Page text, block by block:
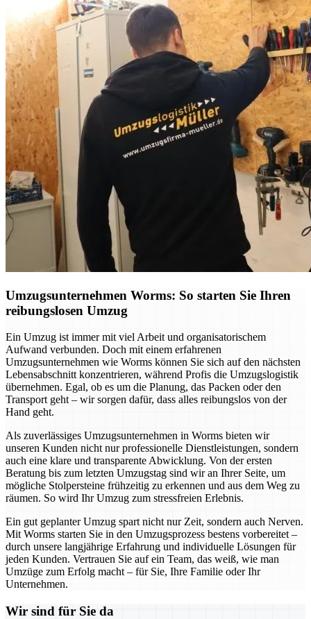
Umzugsunternehmen Worms: So starten Sie Ihren
reibungslosen Umzug
Ein Umzug ist immer mit viel Arbeit und organisatorischem
Aufwand verbunden. Doch mit einem erfahrenen
Umzugsunternehmen wie Worms können Sie sich auf den nächsten
Lebensabschnitt konzentrieren, während Profis die Umzugslogistik
übernehmen. Egal, ob es um die Planung, das Packen oder den
Transport geht – wir sorgen dafür, dass alles reibungslos von der
Hand geht.
Als zuverlässiges Umzugsunternehmen in Worms bieten wir
unseren Kunden nicht nur professionelle Dienstleistungen, sondern
auch eine klare und transparente Abwicklung. Von der ersten
Beratung bis zum letzten Umzugstag sind wir an Ihrer Seite, um
mögliche Stolpersteine frühzeitig zu erkennen und aus dem Weg zu
räumen. So wird Ihr Umzug zum stressfreien Erlebnis.
Ein gut geplanter Umzug spart nicht nur Zeit, sondern auch Nerven.
Mit Worms starten Sie in den Umzugsprozess bestens vorbereitet –
durch unsere langjährige Erfahrung und individuelle Lösungen für
jeden Kunden. Vertrauen Sie auf ein Team, das weiß, wie man
Umzüge zum Erfolg macht – für Sie, Ihre Familie oder Ihr
Unternehmen.
Wir sind für Sie da